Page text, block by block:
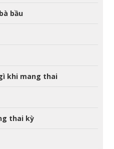
bầu
khi mang thai
thai kỳ